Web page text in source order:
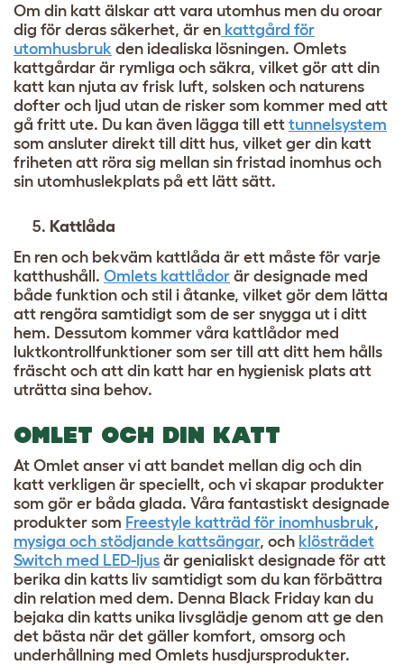
Om din katt älskar att vara utomhus men du oroar
dig för deras säkerhet, är en kattgård för
utomhusbruk den idealiska lösningen. Omlets
kattgårdar är rymliga och säkra, vilket gör att din
katt kan njuta av frisk luft, solsken och naturens
dofter och ljud utan de risker som kommer med att
gå fritt ute. Du kan även lägga till ett tunnelsystem
som ansluter direkt till ditt hus, vilket ger din katt
friheten att röra sig mellan sin fristad inomhus och
sin utomhuslekplats på ett lätt sätt.
Kattlåda
En ren och bekväm kattlåda är ett måste för varje
katthushåll. Omlets kattlådor är designade med
både funktion och stil i åtanke, vilket gör dem lätta
att rengöra samtidigt som de ser snygga ut i ditt
hem. Dessutom kommer våra kattlådor med
luktkontrollfunktioner som ser till att ditt hem hålls
fräscht och att din katt har en hygienisk plats att
uträtta sina behov.
OMLET OCH DIN KATT
At Omlet anser vi att bandet mellan dig och din
katt verkligen är speciellt, och vi skapar produkter
som gör er båda glada. Våra fantastiskt designade
produkter som Freestyle katträd för inomhusbruk,
mysiga och stödjande kattsängar, och klösträdet
Switch med LED-ljus är genialiskt designade för att
berika din katts liv samtidigt som du kan förbättra
din relation med dem. Denna Black Friday kan du
bejaka din katts unika livsglädje genom att ge den
det bästa när det gäller komfort, omsorg och
underhållning med Omlets husdjursprodukter.